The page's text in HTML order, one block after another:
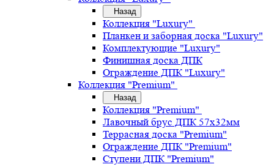
Назад
Коллекция "Luxury"
Планкен и заборная доска "Luxury"
Комплектующие "Luxury"
Финишная доска ДПК
Ограждение ДПК "Luxury"
Коллекция "Premium"
Назад
Коллекция "Premium"
Лавочный брус ДПК 57х32мм
Террасная доска "Premium"
Ограждение ДПК "Premium"
Ступени ДПК "Premium"